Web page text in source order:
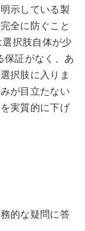
示している製
全に防ぐこと
択肢自体が少
保証がなく、あ
択肢に入りま
が目立たない
実質的に下げ
的な疑問に答